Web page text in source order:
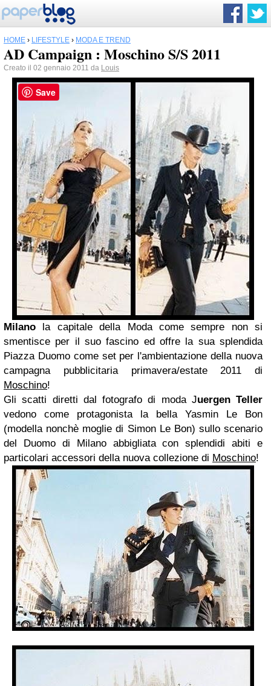
HOME › LIFESTYLE › MODA E TREND
AD Campaign : Moschino S/S 2011
Creato il 02 gennaio 2011 da Louis
Milano la capitale della Moda come sempre non si
smentisce per il suo fascino ed offre la sua splendida
Piazza Duomo come set per l'ambientazione della nuova
campagna pubblicitaria primavera/estate 2011 di
Moschino!
Gli scatti diretti dal fotografo di moda Juergen Teller
vedono come protagonista la bella Yasmin Le Bon
(modella nonchè moglie di Simon Le Bon) sullo scenario
del Duomo di Milano abbigliata con splendidi abiti e
particolari accessori della nuova collezione di Moschino!
Save